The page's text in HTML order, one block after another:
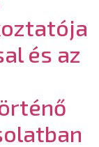
és az